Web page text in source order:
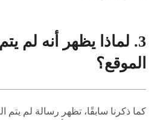
3. لماذا يظهر أنه لم
الموقع؟
كما ذكرنا سابقًا، تظهر رسالة لم يتم